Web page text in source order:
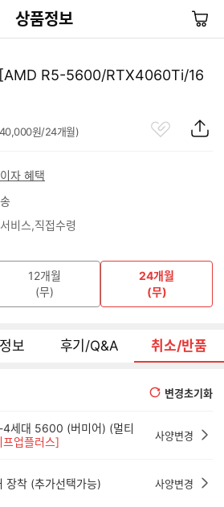
상품정보
장
바
[AMD R5-5600/RTX4060Ti/16
원/24개월)
자 혜택
비스 직접수령
12개월
(무)
24개월
(무)
보 후기/Q&A 취소/반품
변경초기화
세대 5600 (버미어) (멀티
프업플러스] 사양변경
장착 (추가선택가능) 사양변경